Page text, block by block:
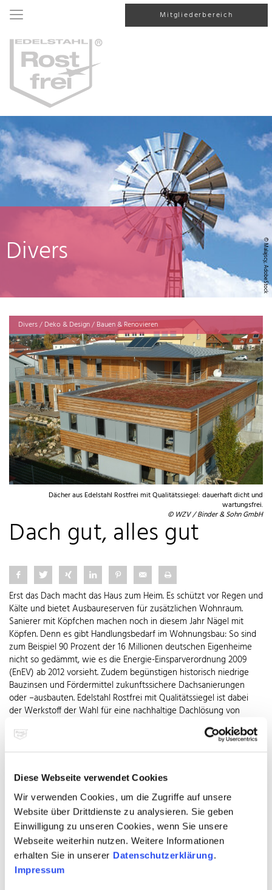
Diese Webseite verwendet Cookies
Wir verwenden Cookies, um die Zugriffe auf unsere
Website über Drittdienste zu analysieren. Sie geben
Einwilligung zu unseren Cookies, wenn Sie unsere
Webseite weiterhin nutzen. Weitere Informationen
erhalten Sie in unserer Datenschutzerklärung.
Impressum
Mitgliederbereich
© Malajscy, AdobeStock
Divers
Divers / Deko & Design / Bauen & Renovieren
Dächer aus Edelstahl Rostfrei mit Qualitätssiegel: dauerhaft dicht und
wartungsfrei.
© WZV / Binder & Sohn GmbH
Dach gut, alles gut
Erst das Dach macht das Haus zum Heim. Es schützt vor Regen und
Kälte und bietet Ausbaureserven für zusätzlichen Wohnraum.
Sanierer mit Köpfchen machen noch in diesem Jahr Nägel mit
Köpfen. Denn es gibt Handlungsbedarf im Wohnungsbau: So sind
zum Beispiel 90 Prozent der 16 Millionen deutschen Eigenheime
nicht so gedämmt, wie es die Energie-Einsparverordnung 2009
(EnEV) ab 2012 vorsieht. Zudem begünstigen historisch niedrige
Bauzinsen und Fördermittel zukunftssichere Dachsanierungen
oder –ausbauten. Edelstahl Rostfrei mit Qualitätssiegel ist dabei
der Werkstoff der Wahl für eine nachhaltige Dachlösung von
Bei Ausbau und Sanierung garantiert er ein dauerhaft dichtes
Modulen wird eine solche Dachhaut sogar zum Funktionsdach und
Geld. Als Material für die Dachhaut selber oder für Regenrinnen,
Ortgänge oder Gauben vereint der Werkstoff Robustheit mit
hochwertiger Optik, die sich rechnet. Denn er bleibt auch nach
Jahren noch praktisch wartungsfrei und trotzt zuverlässig
Korrosion und UV-Licht. Auch für begrünte Dächer ist Edelstahl
Rostfrei die perfekte Basis. Viele Banken und Bausparkassen bieten
derzeit niedrige Zinsen und leiten Fördermöglichkeiten für